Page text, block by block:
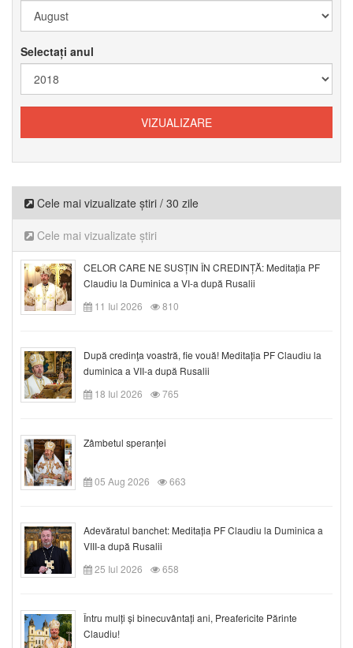
Selectați anul
Cele mai vizualizate știri / 30 zile
Cele mai vizualizate știri
CELOR CARE NE SUSȚIN ÎN CREDINȚĂ: Meditația PF
Claudiu la Duminica a VI-a după Rusalii
11 Iul 2026
810
După credinţa voastră, fie vouă! Meditația PF Claudiu la
duminica a VII-a după Rusalii
18 Iul 2026
765
Zâmbetul speranței
05 Aug 2026 663
Adevăratul banchet: Meditația PF Claudiu la Duminica a
VIII-a după Rusalii
25 Iul 2026
658
Întru mulți și binecuvântați ani, Preafericite Părinte
Claudiu!